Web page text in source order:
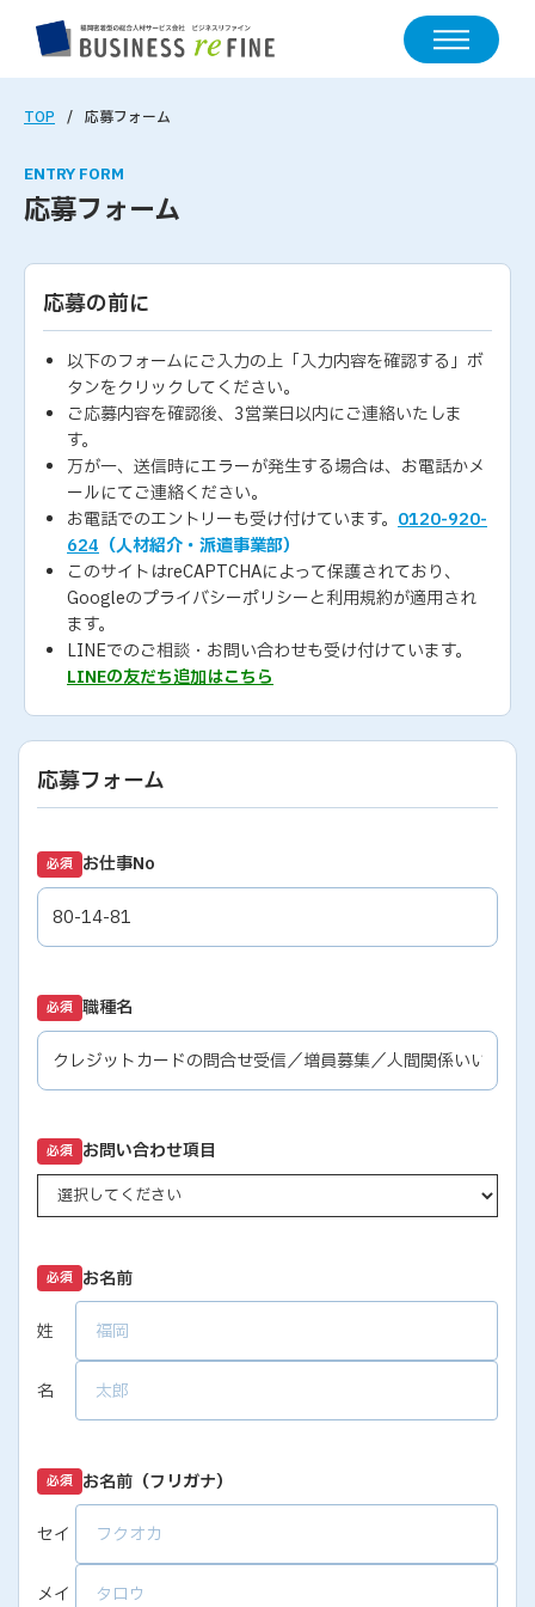
TOP 応募フォーム
ENTRY FORM
応募フォーム
応募の前に
以下のフォームにご入力の上「入力内容を確認する」ボ
タンをクリックしてください。
ご応募内容を確認後、3営業日以内にご連絡いたしま
す。
万が一、送信時にエラーが発生する場合は、お電話かメ
ールにてご連絡ください。
お電話でのエントリーも受け付けています。 0120-920-
624 （人材紹介・派遣事業部）
このサイトはreCAPTCHAによって保護されており、
Googleのプライバシーポリシーと利用規約が適用され
ます。
LINEでのご相談・お問い合わせも受け付けています。
LINEの友だち追加はこちら
応募フォーム
必須 お仕事No
必須 職種名
必須 お問い合わせ項目
必須 お名前
姓
名
必須 お名前（フリガナ）
セイ
メイ